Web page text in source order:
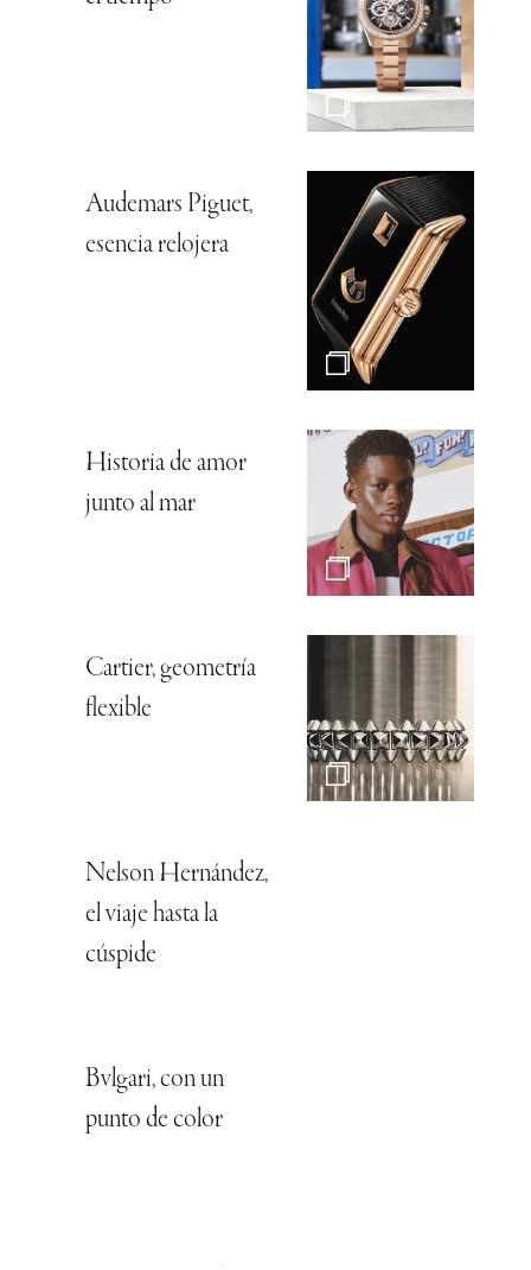
Audemars Piguet,
esencia relojera
Historia de amor
junto al mar
Cartier, geometría
flexible
Nelson Hernández,
el viaje hasta la
cúspide
Bvlgari, con un
punto de color